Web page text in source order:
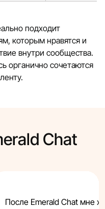
подходит
которым нравятся и
внутри сообщества.
органично сочетаются
Chat
После Emerald Chat мне